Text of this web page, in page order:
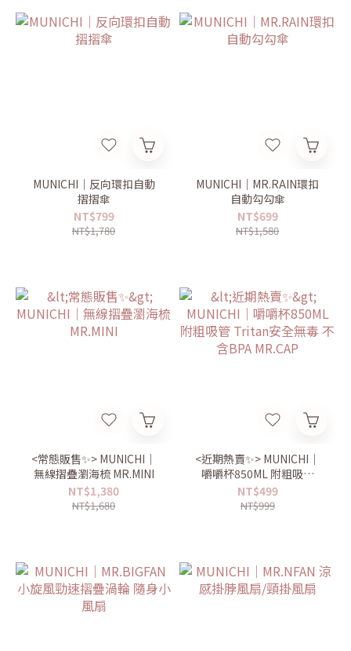
MUNICHI｜反向環扣自動
摺摺傘
NT$799
NT$1,780
MUNICHI｜MR.RAIN環扣
自動勾勾傘
NT$699
NT$1,580
<常態販售✨> MUNICHI｜
無線摺疊瀏海梳 MR.MINI
NT$1,380
NT$1,680
<近期熱賣✨> MUNICHI｜
嚼嚼杯850ML 附粗吸管
Tritan安全無毒 不含BPA
MR.CAP
NT$499
NT$999